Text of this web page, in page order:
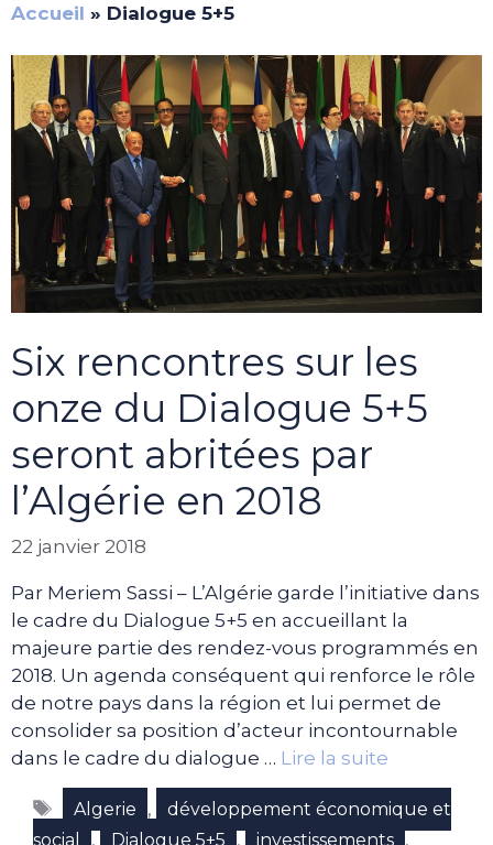
Accueil » Dialogue 5+5
Six rencontres sur les
onze du Dialogue 5+5
seront abritées par
l’Algérie en 2018
22 janvier 2018
Par Meriem Sassi – L’Algérie garde l’initiative dans
le cadre du Dialogue 5+5 en accueillant la
majeure partie des rendez-vous programmés en
2018. Un agenda conséquent qui renforce le rôle
de notre pays dans la région et lui permet de
consolider sa position d’acteur incontournable
dans le cadre du dialogue … Lire la suite
Étiquettes
Algerie ,
développement économique et
social
, Dialogue 5+5 , investissements ,